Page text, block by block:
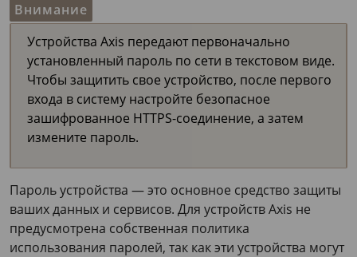
Внимание
Устройства Axis передают первоначально
установленный пароль по сети в текстовом виде.
Чтобы защитить свое устройство, после первого
входа в систему настройте безопасное
зашифрованное HTTPS-соединение, а затем
измените пароль.
Пароль устройства — это основное средство защиты
ваших данных и сервисов. Для устройств Axis не
предусмотрена собственная политика
использования паролей, так как эти устройства могут